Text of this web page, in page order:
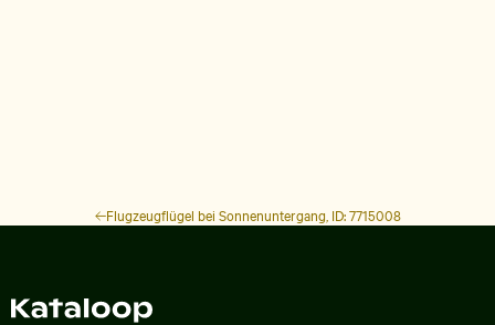
Flugzeugflügel bei Sonnenuntergang, ID: 7715008